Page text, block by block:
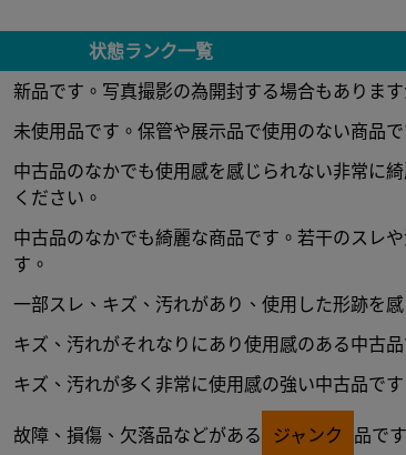
状態ランク一覧
新品です。写真撮影の為開封する場合もありま
未使用品です。保管や展示品で使用のない商品
中古品のなかでも使用感を感じられない非常に
ください。
中古品のなかでも綺麗な商品です。若干のスレ
す。
一部スレ、キズ、汚れがあり、使用した形跡を
キズ、汚れがそれなりにあり使用感のある中古
キズ、汚れが多く非常に使用感の強い中古品で
故障、損傷、欠落品などがある ジャンク 品で